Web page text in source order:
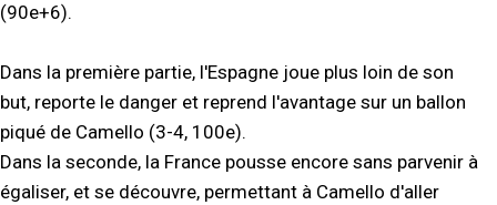
(90e+6).
Dans la première partie, l'Espagne joue plus loin de son
but, reporte le danger et reprend l'avantage sur un ballon
piqué de Camello (3-4, 100e).
Dans la seconde, la France pousse encore sans parvenir à
égaliser, et se découvre, permettant à Camello d'aller